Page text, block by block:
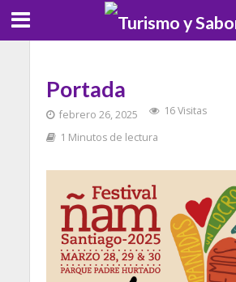
Portada
febrero 26, 2025
16 Visitas
1 Minutos de lectura